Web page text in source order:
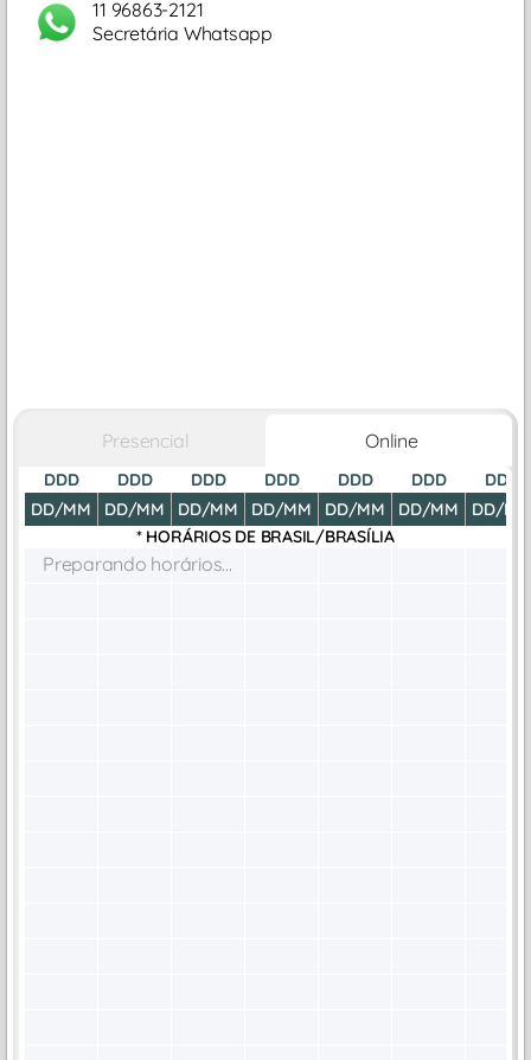
11 96863-2121
Secretária Whatsapp
Presencial Online
DDD
DD/MM
DDD
DD/MM
DDD
DD/MM
DDD
DD/MM
DDD
DD/MM
DDD
DD/MM
DDD
DD/MM
* HORÁRIOS DE BRASIL/BRASÍLIA
Preparando horários...